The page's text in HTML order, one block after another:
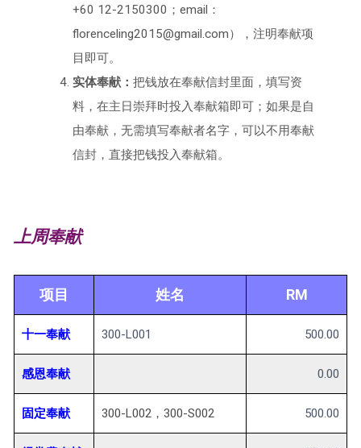
+60 12-2150300；email：
florenceling2015@gmail.com），注明奉献项
目即可。
实体奉献： 把钱放在奉献信封里面，填写资
料，在主日崇拜时投入奉献箱即可；如果是自
由奉献，无需填写奉献者名字，可以不用奉献
信封，直接把钱投入奉献箱。
上周奉献
项目 姓名 RM
十一奉献 300-L001 500.00
感恩奉献 0.00
固定奉献 300-L002，300-S002 500.00